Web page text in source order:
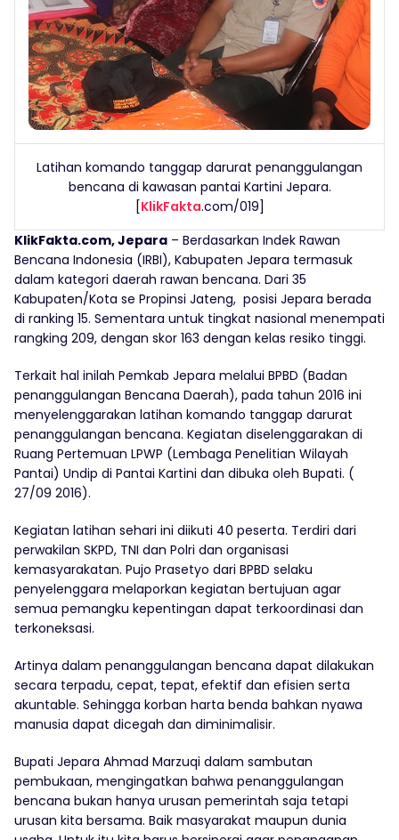
Latihan komando tanggap darurat penanggulangan
bencana di kawasan pantai Kartini Jepara.
[KlikFakta.com/019]
KlikFakta.com, Jepara – Berdasarkan Indek Rawan
Bencana Indonesia (IRBI), Kabupaten Jepara termasuk
dalam kategori daerah rawan bencana. Dari 35
Kabupaten/Kota se Propinsi Jateng, posisi Jepara berada
di ranking 15. Sementara untuk tingkat nasional menempati
rangking 209, dengan skor 163 dengan kelas resiko tinggi.
Terkait hal inilah Pemkab Jepara melalui BPBD (Badan
penanggulangan Bencana Daerah), pada tahun 2016 ini
menyelenggarakan latihan komando tanggap darurat
penanggulangan bencana. Kegiatan diselenggarakan di
Ruang Pertemuan LPWP (Lembaga Penelitian Wilayah
Pantai) Undip di Pantai Kartini dan dibuka oleh Bupati. (
27/09 2016).
Kegiatan latihan sehari ini diikuti 40 peserta. Terdiri dari
perwakilan SKPD, TNI dan Polri dan organisasi
kemasyarakatan. Pujo Prasetyo dari BPBD selaku
penyelenggara melaporkan kegiatan bertujuan agar
semua pemangku kepentingan dapat terkoordinasi dan
terkoneksasi.
Artinya dalam penanggulangan bencana dapat dilakukan
secara terpadu, cepat, tepat, efektif dan efisien serta
akuntable. Sehingga korban harta benda bahkan nyawa
manusia dapat dicegah dan diminimalisir.
Bupati Jepara Ahmad Marzuqi dalam sambutan
pembukaan, mengingatkan bahwa penanggulangan
bencana bukan hanya urusan pemerintah saja tetapi
urusan kita bersama. Baik masyarakat maupun dunia